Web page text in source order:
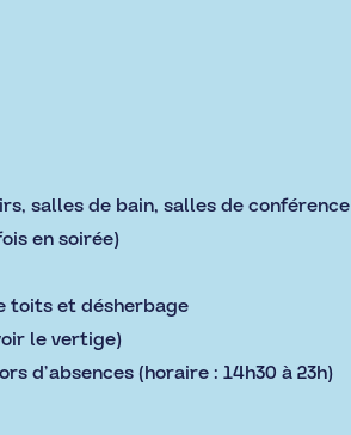
salles de bain, salles de conférence
en soirée)
toits et désherbage
le vertige)
d’absences (horaire : 14h30 à 23h)